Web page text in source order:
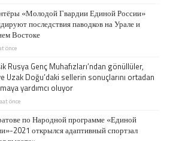
«Молодой Гвардии Единой России»
последствия паводков на Урале и
Востоке
önce
Rusya Genç Muhafızları’ndan gönüllüler,
Uzak Doğu’daki sellerin sonuçlarını ortadan
yardımcı oluyor
önce
по Народной программе «Единой
2021 открылся адаптивный спортзал